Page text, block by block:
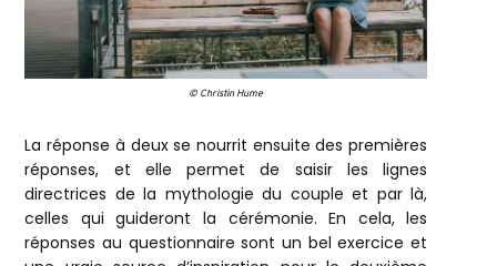
© Christin Hume
La réponse à deux se nourrit ensuite des premières
réponses, et elle permet de saisir les lignes
directrices de la mythologie du couple et par là,
celles qui guideront la cérémonie. En cela, les
réponses au questionnaire sont un bel exercice et